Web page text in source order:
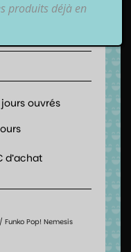
:
ouvrés
d’achat
/ Funko Pop! Nemesis
produits déjà en